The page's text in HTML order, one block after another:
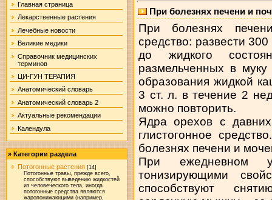
Главная страница
Лекарственные растения
Лечебные новости
Великие медики
Справочник медицинских
терминов
ЦИ-ГУН ТЕРАПИЯ
Анатомический словарь
Анатомический словарь 2
Актуальные рекомендации
Календула
» Категории раздела
Потогонные растения [14]
Потогонные травы, прежде всего,
способствуют выведению жидкостей
из человеческого тела, иногда
потогонные средства являются
жаропонижающими (например,
При болезнях печени и
При болезнях
средство: развести
до жидкого
размельченных в
образования жидкой
3 ст. л. в течение 2
можно повторить.
Ядра орехов с
глистогонное
болезнях печени и
При ежедневном
тонизирующими
способствуют